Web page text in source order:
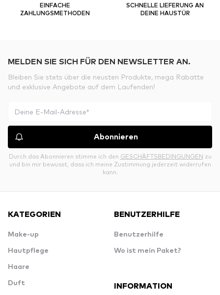
EINFACHE
ZAHLUNGSMETHODEN
SCHNELLE LIEFERUNG AN
DEINE HAUSTÜR
MELDEN SIE SICH FÜR DEN NEWSLETTER AN.
Bleiben Sie stets über die neusten Produkte, mega Rabatte
und exklusive Angebote auf dem Laufenden!
Abonnieren
Durch das Abonnieren stimme ich den GESCHÄFTSBEDINGUNGEN zu
und bin mir bewusst, dass ich meine Zustimmung jederzeit widerrufen
kann.
KATEGORIEN
Make-up
Hautpflege
Haare
Duft
BENUTZERHILFE
Benutzerhilfe
Wo ist mein Paket?
INFORMATION